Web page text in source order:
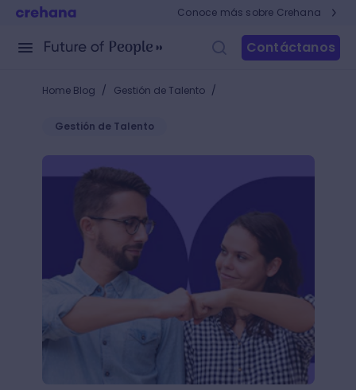
Conoce más sobre Crehana
Contáctanos
Home Blog / Gestión de Talento /
Gestión de Talento
Aprende cómo retener al personal de una